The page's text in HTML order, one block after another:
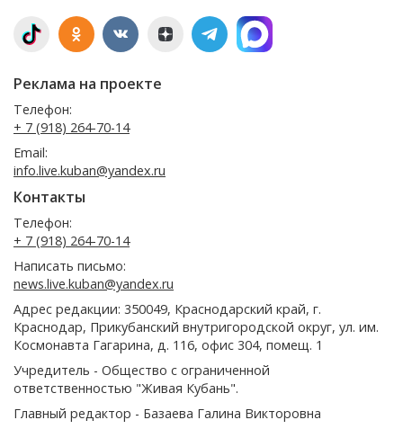
Реклама на проекте
Телефон:
+ 7 (918) 264-70-14
Email:
info.live.kuban@yandex.ru
Контакты
Телефон:
+ 7 (918) 264-70-14
Написать письмо:
news.live.kuban@yandex.ru
Адрес редакции: 350049, Краснодарский край, г.
Краснодар, Прикубанский внутригородской округ, ул. им.
Космонавта Гагарина, д. 116, офис 304, помещ. 1
Учредитель - Общество с ограниченной
ответственностью "Живая Кубань".
Главный редактор - Базаева Галина Викторовна